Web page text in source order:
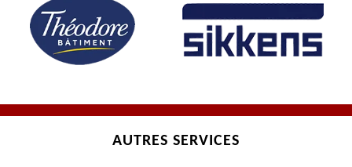
AUTRES SERVICES